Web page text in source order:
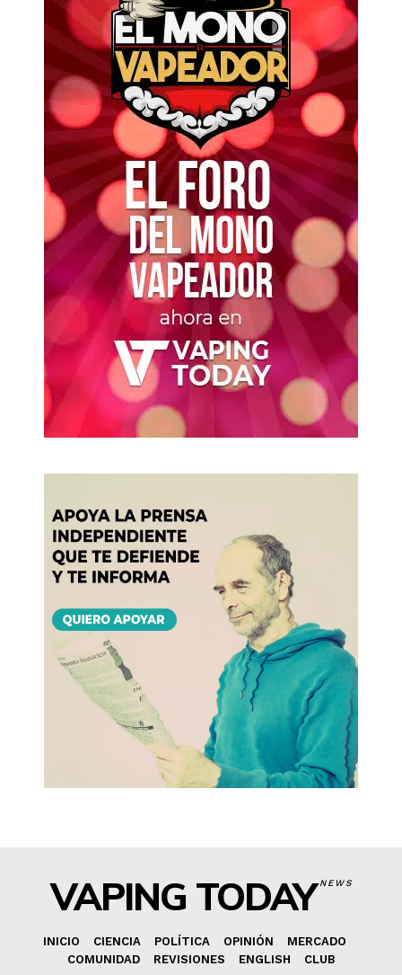
VAPING TODAYNEWS
INICIO CIENCIA POLÍTICA OPINIÓN
MERCADO
COMUNIDAD
REVISIONES ENGLISH CLUB